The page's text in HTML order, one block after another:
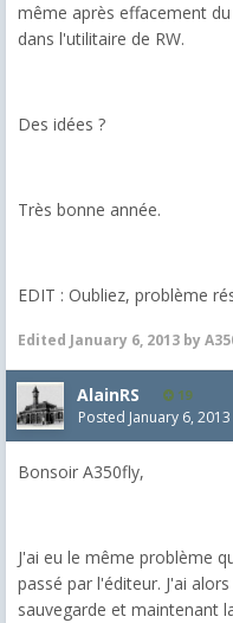
même après effacement
dans l'utilitaire de RW.
Des idées ?
Très bonne année.
EDIT : Oubliez, problème
Edited January 6, 2013 by
AlainRS 19
Posted January 6, 2013
Bonsoir A350fly,
J'ai eu le même problème
passé par l'éditeur. J'ai
sauvegarde et maintenant